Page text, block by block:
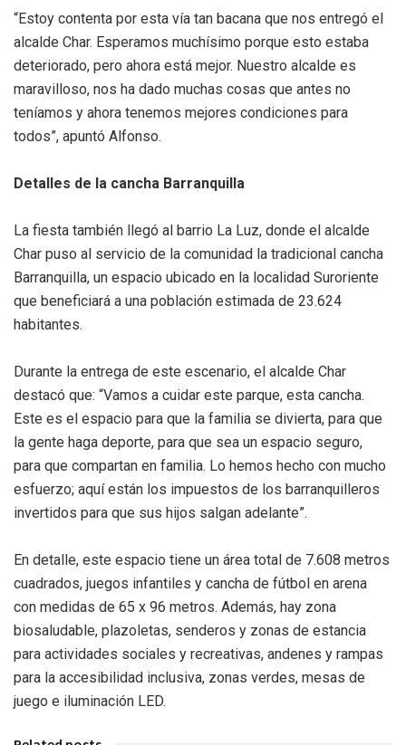
“Estoy contenta por esta vía tan bacana que nos entregó el
alcalde Char. Esperamos muchísimo porque esto estaba
deteriorado, pero ahora está mejor. Nuestro alcalde es
maravilloso, nos ha dado muchas cosas que antes no
teníamos y ahora tenemos mejores condiciones para
todos”, apuntó Alfonso.
Detalles de la cancha Barranquilla
La fiesta también llegó al barrio La Luz, donde el alcalde
Char puso al servicio de la comunidad la tradicional cancha
Barranquilla, un espacio ubicado en la localidad Suroriente
que beneficiará a una población estimada de 23.624
habitantes.
Durante la entrega de este escenario, el alcalde Char
destacó que: “Vamos a cuidar este parque, esta cancha.
Este es el espacio para que la familia se divierta, para que
la gente haga deporte, para que sea un espacio seguro,
para que compartan en familia. Lo hemos hecho con mucho
esfuerzo; aquí están los impuestos de los barranquilleros
invertidos para que sus hijos salgan adelante”.
En detalle, este espacio tiene un área total de 7.608 metros
cuadrados, juegos infantiles y cancha de fútbol en arena
con medidas de 65 x 96 metros. Además, hay zona
biosaludable, plazoletas, senderos y zonas de estancia
para actividades sociales y recreativas, andenes y rampas
para la accesibilidad inclusiva, zonas verdes, mesas de
juego e iluminación LED.